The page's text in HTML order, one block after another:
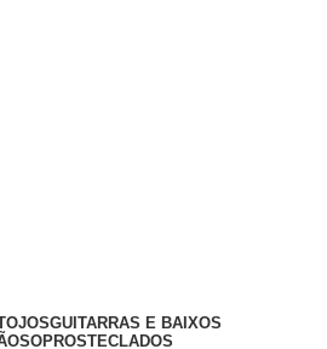
GUITARRAS E BAIXOS
SOPROSTECLADOS